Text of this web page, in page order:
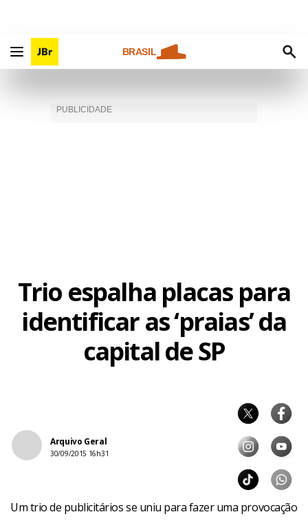
BRASIL
Trio espalha placas para
identificar as ‘praias’ da
capital de SP
Arquivo Geral
30/09/2015 16h31
Um trio de publicitários se uniu para fazer uma provocação